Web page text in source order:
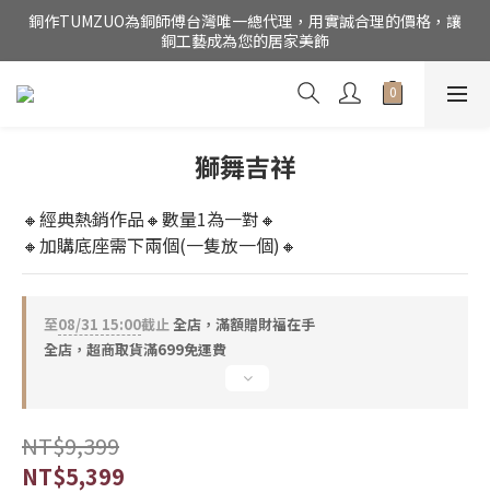
公司電話(02)27852017，門市為預約制【請點我】
銅作TUMZUO為銅師傅台灣唯一總代理，用實誠合理的價格，讓
銅工藝成為您的居家美飾
公司電話(02)27852017，門市為預約制【請點我】
獅舞吉祥
🔸經典熱銷作品🔸數量1為一對🔸
🔸加購底座需下兩個(一隻放一個)🔸
至08/31 15:00截止全店，滿額贈財福在手
全店，超商取貨滿699免運費
NT$9,399
NT$5,399